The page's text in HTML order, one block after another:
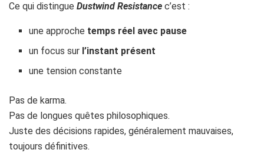
Ce qui distingue Dustwind Resistance c’est :
une approche temps réel avec pause
un focus sur l’instant présent
une tension constante
Pas de karma.
Pas de longues quêtes philosophiques.
Juste des décisions rapides, généralement mauvaises,
toujours définitives.